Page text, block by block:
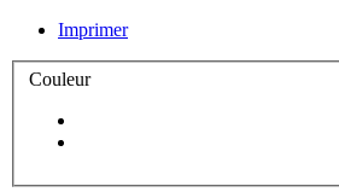
Imprimer
Couleur